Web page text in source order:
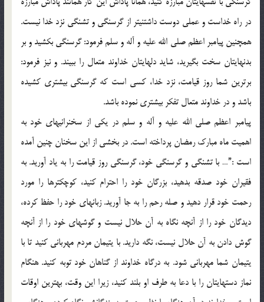
در راه خداست و عملي دوست داشتنيتر از گرسنگي و تشنگي نزد خدا نيست.
همچنين پيامبر اعظم صلي الله عليه و آله و سلم فرمود: گرسنگي بكشيد و بر
بدنهايتان سخت بگيريد، شايد دلهايتان خداوند متعال را ببيند. و نيز فرمود:
برترين شما روز قيامت، نزد خدا، كسي است كه گرسنگي بيشتري كشيده
باشد و در خداوند متعال تفكر بيشتري نموده باشد.
پيامبر اعظم صلي الله عليه و آله و سلم در يكي از سخنرانيهاي خود به
اهميت ماه مبارك رمضان پرداخته است. در بخشي از اين سخنان چنين آمده
است :”… با تشنگي و گرسنگي خود، گرسنگي روز قيامت را به ياد آوريد. به
فقيران خود صدقه بدهيد، بزرگان خود را احترام كنيد، كوچكترها را مورد
رحمت خود قرار دهيد و صله رحم را به جا آوريد. زبانهاي خود را حفظ كرده،
ديدگان خود را از آنچه نگاه به آن حلال نيست و گوشهاي خود را از آنچه
گوش دادن به آن حلال نيست، نگه داريد. با يتيمان مردم مهرباني كنيد تا با
يتيمان شما مهرباني شود. به درگاه خداوند از گناهان خود توبه كنيد. هنگام
نماز دستهايتان را با دعا به طرف او بلند كنيد، زيرا اين وقت، بهترين اوقات